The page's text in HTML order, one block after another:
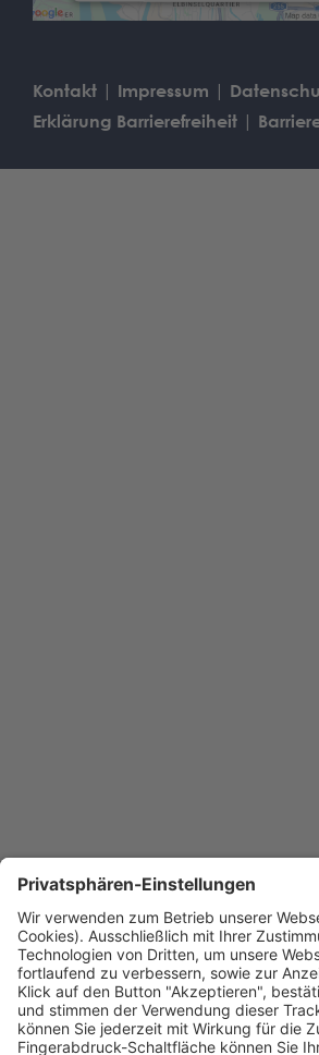
Mehr Informationen
powered byUsercentrics
Kontakt Impressum
Erklärung Barrierefreiheit